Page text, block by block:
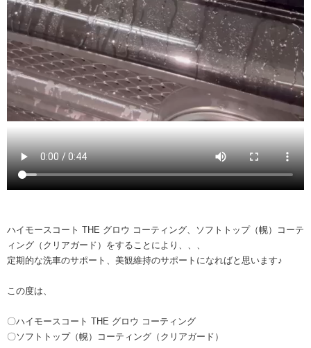
ハイモースコート THE グロウ コーティング、ソフトトップ（幌）コーテ
ィング（クリアガード）をすることにより、、、
定期的な洗車のサポート、美観維持のサポートになればと思います♪
この度は、
〇ハイモースコート THE グロウ コーティング
〇ソフトトップ（幌）コーティング（クリアガード）